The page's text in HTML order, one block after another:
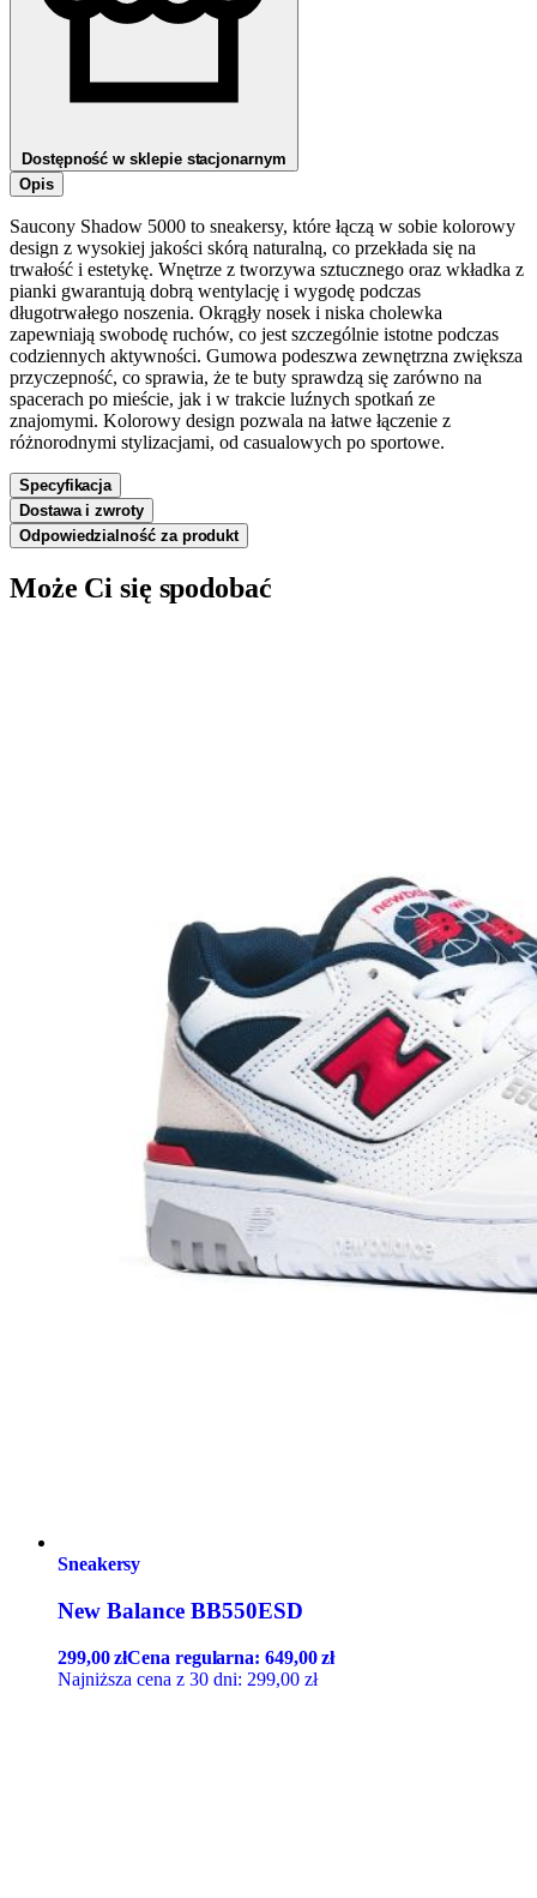
Dostępność w sklepie stacjonarnym
Opis
Saucony Shadow 5000 to sneakersy, które łączą w sobie kolorowy
design z wysokiej jakości skórą naturalną, co przekłada się na
trwałość i estetykę. Wnętrze z tworzywa sztucznego oraz wkładka z
pianki gwarantują dobrą wentylację i wygodę podczas
długotrwałego noszenia. Okrągły nosek i niska cholewka
zapewniają swobodę ruchów, co jest szczególnie istotne podczas
codziennych aktywności. Gumowa podeszwa zewnętrzna zwiększa
przyczepność, co sprawia, że te buty sprawdzą się zarówno na
spacerach po mieście, jak i w trakcie luźnych spotkań ze
znajomymi. Kolorowy design pozwala na łatwe łączenie z
różnorodnymi stylizacjami, od casualowych po sportowe.
Specyfikacja
Dostawa i zwroty
Odpowiedzialność za produkt
Może Ci się spodobać
Sneakersy
New Balance BB550ESD
299,00złCena regularna:649,00zł
Najniższa cena z 30 dni: 299,00 zł